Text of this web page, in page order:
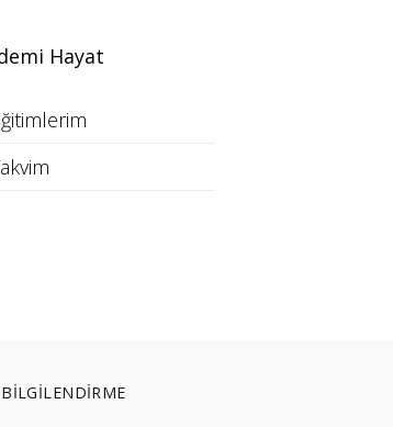
Hayat
BİLGİLENDİRME